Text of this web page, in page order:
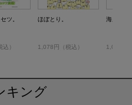
ツ。
）
ほぼとり。
1,078円（税込）
海底ある
1,045円
キング